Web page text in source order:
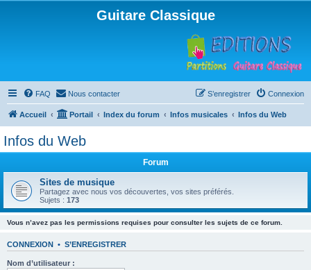
Guitare Classique
FAQ Nous contacter Connexion
S’enregistrer
Accueil Portail Index du forum Infos musicales Infos du Web
Infos du Web
Forum
Sites de musique
Partagez avec nous vos découvertes, vos sites préférés.
Sujets : 173
Vous n’avez pas les permissions requises pour consulter les sujets de ce forum.
CONNEXION • S’ENREGISTRER
Nom d’utilisateur :